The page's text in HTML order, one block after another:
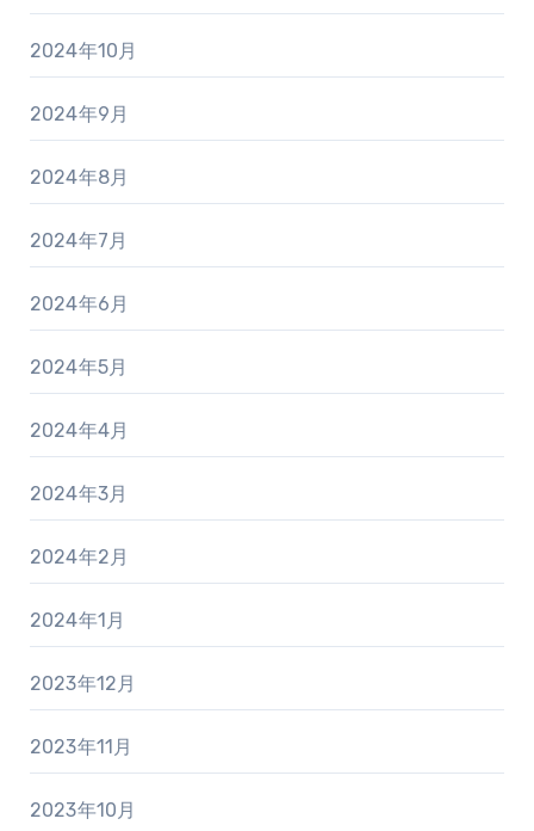
2024年10月
2024年9月
2024年8月
2024年7月
2024年6月
2024年5月
2024年4月
2024年3月
2024年2月
2024年1月
2023年12月
2023年11月
2023年10月